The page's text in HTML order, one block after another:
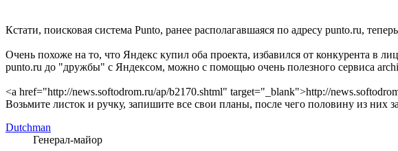
Кстати, поисковая система Punto, ранее располагавшаяся по адресу punto.ru,
Очень похоже на то, что Яндекс купил оба проекта, избавился от конкурента в
punto.ru до "дружбы" с Яндексом, можно с помощью очень полезного сервиса
<a href="http://news.softodrom.ru/ap/b2170.shtml" target="_blank">http://
Возьмите листок и ручку, запишите все свои планы, после чего половину из них
Dutchman
Генерал-майор